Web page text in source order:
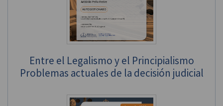
Entre el Legalismo y el Principialismo
Problemas actuales de la decisión judicial